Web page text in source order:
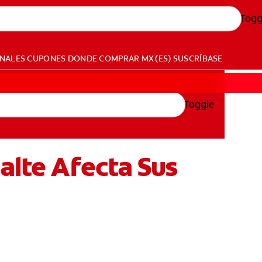
CUPONES DONDE COMPRAR MX (ES) SUSCRÍBASE
Toggle
Afecta Sus